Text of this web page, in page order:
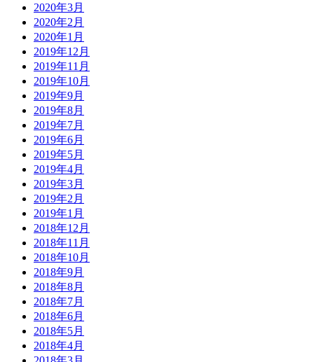
2020年3月
2020年2月
2020年1月
2019年12月
2019年11月
2019年10月
2019年9月
2019年8月
2019年7月
2019年6月
2019年5月
2019年4月
2019年3月
2019年2月
2019年1月
2018年12月
2018年11月
2018年10月
2018年9月
2018年8月
2018年7月
2018年6月
2018年5月
2018年4月